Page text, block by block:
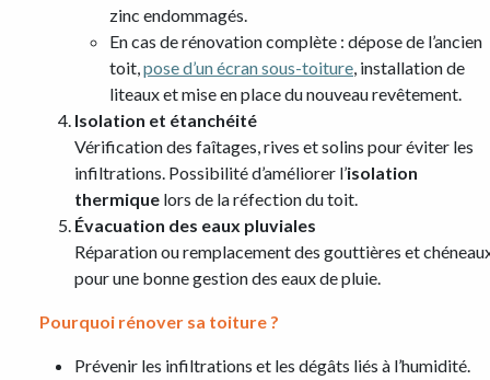
zinc endommagés.
En cas de rénovation complète : dépose de l’ancien
toit,pose d’un écran sous-toiture, installation de
liteaux et mise en place du nouveau revêtement.
Isolation et étanchéité
Vérification des faîtages, rives et solins pour éviter les
infiltrations. Possibilité d’améliorer l’isolation
thermique lors de la réfection du toit.
Évacuation des eaux pluviales
Réparation ou remplacement des gouttières et
pour une bonne gestion des eaux de pluie.
Pourquoi rénover sa toiture ?
Prévenir les infiltrations et les dégâts liés à l’humidité.